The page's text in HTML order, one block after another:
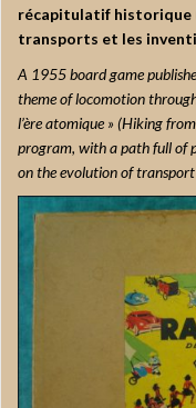
récapitulatif historique
transports et les
A 1955 board game
theme of locomotion through
l’ère atomique » (Hiking
program, with a path full of
on the evolution of